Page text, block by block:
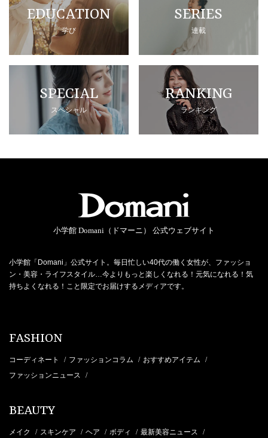
EDUCATION
学び
SERIES
連載
SPECIAL
スペシャル
RANKING
ランキング
小学館 Domani（ドマーニ） 公式ウェブサイト
小学館「Domani」公式サイト。毎日忙しい40代の働く女性が、ファッショ
ン・美容・ライフスタイル…今よりもっと楽しくなれる！元気になれる！気
持ちよくなれる！こと限定でお届けするメディアです。
FASHION
コーディネート / ファッションコラム / おすすめアイテム /
ファッションニュース /
BEAUTY
メイク / スキンケア / ヘア / ボディ / 最新美容ニュース /